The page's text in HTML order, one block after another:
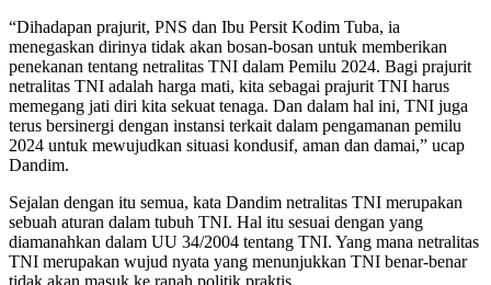
“Dihadapan prajurit, PNS dan Ibu Persit Kodim Tuba, ia
menegaskan dirinya tidak akan bosan-bosan untuk memberikan
penekanan tentang netralitas TNI dalam Pemilu 2024. Bagi prajurit
netralitas TNI adalah harga mati, kita sebagai prajurit TNI harus
memegang jati diri kita sekuat tenaga. Dan dalam hal ini, TNI juga
terus bersinergi dengan instansi terkait dalam pengamanan pemilu
2024 untuk mewujudkan situasi kondusif, aman dan damai,” ucap
Dandim.
Sejalan dengan itu semua, kata Dandim netralitas TNI merupakan
sebuah aturan dalam tubuh TNI. Hal itu sesuai dengan yang
diamanahkan dalam UU 34/2004 tentang TNI. Yang mana netralitas
TNI merupakan wujud nyata yang menunjukkan TNI benar-benar
tidak akan masuk ke ranah politik praktis.